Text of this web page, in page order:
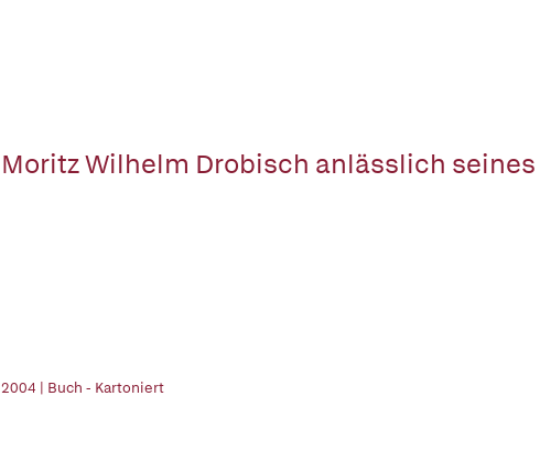
Moritz Wilhelm Drobisch anlässlich
2004 | Buch - Kartoniert